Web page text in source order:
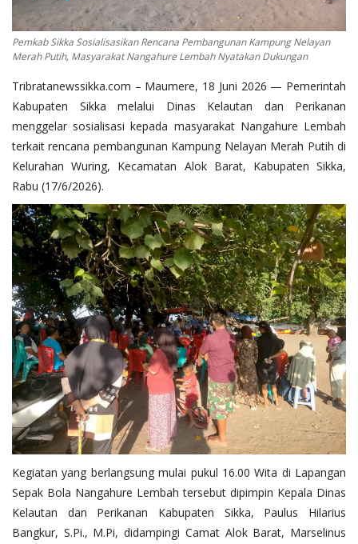
Pemkab Sikka Sosialisasikan Rencana Pembangunan Kampung Nelayan
Merah Putih, Masyarakat Nangahure Lembah Nyatakan Dukungan
Tribratanewssikka.com – Maumere, 18 Juni 2026 — Pemerintah
Kabupaten Sikka melalui Dinas Kelautan dan Perikanan
menggelar sosialisasi kepada masyarakat Nangahure Lembah
terkait rencana pembangunan Kampung Nelayan Merah Putih di
Kelurahan Wuring, Kecamatan Alok Barat, Kabupaten Sikka,
Rabu (17/6/2026).
Kegiatan yang berlangsung mulai pukul 16.00 Wita di Lapangan
Sepak Bola Nangahure Lembah tersebut dipimpin Kepala Dinas
Kelautan dan Perikanan Kabupaten Sikka, Paulus Hilarius
Bangkur, S.Pi., M.Pi, didampingi Camat Alok Barat, Marselinus